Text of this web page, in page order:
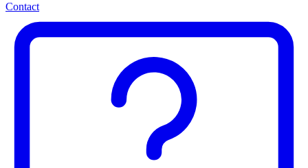
Contact